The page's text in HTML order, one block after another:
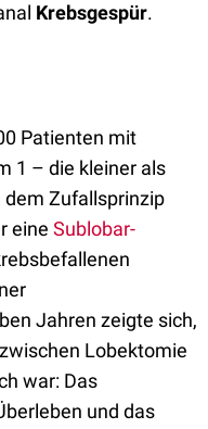
Krebsgespür.
Patienten mit
1 – die kleiner als
Zufallsprinzip
eine Sublobar-
Jahren zeigte sich,
Lobektomie
war: Das
und das